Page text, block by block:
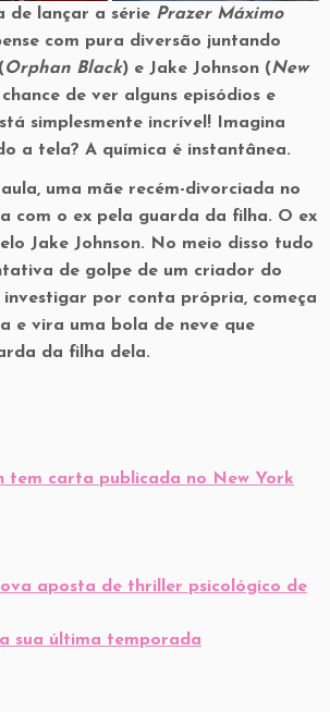
de lançar a série Prazer Máximo
com pura diversão juntando
Orphan Black) e Jake Johnson (New
de ver alguns episódios e
simplesmente incrível! Imagina
a tela? A química é instantânea.
uma mãe recém-divorciada no
com o ex pela guarda da filha. O ex
Jake Johnson. No meio disso tudo
de golpe de um criador do
investigar por conta própria, começa
e vira uma bola de neve que
da filha dela.
tem carta publicada no New York
aposta de thriller psicológico de
sua última temporada